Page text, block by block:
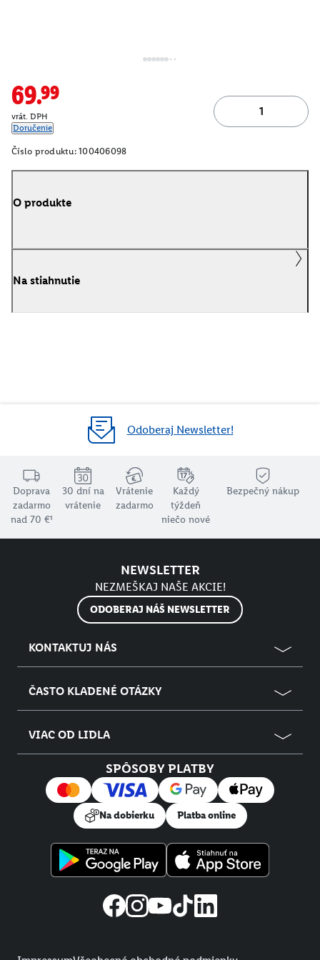
69.99
vrát. DPH
Doručenie
Číslo produktu: 100406098
O produkte
Na stiahnutie
Odoberaj Newsletter!
Doprava
zadarmo
nad 70 €¹
30 dní na
vrátenie
Vrátenie
zadarmo
Každý
týždeň
niečo nové
Bezpečný nákup
NEWSLETTER
NEZMEŠKAJ NAŠE AKCIE!
ODOBERAJ NÁŠ NEWSLETTER
KONTAKTUJ NÁS
ČASTO KLADENÉ OTÁZKY
VIAC OD LIDLA
SPÔSOBY PLATBY
Na dobierku Platba online